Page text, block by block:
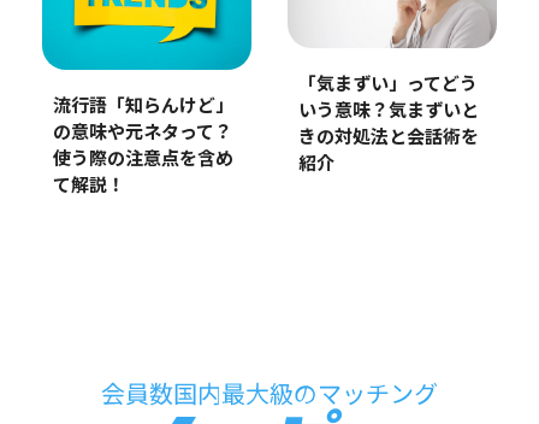
流行語「知らんけど」
の意味や元ネタって？
使う際の注意点を含め
て解説！
「気まずい」ってどう
いう意味？気まずいと
きの対処法と会話術を
紹介